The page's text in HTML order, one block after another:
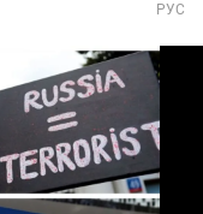
РУС